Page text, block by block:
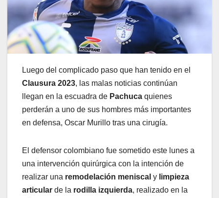
Luego del complicado paso que han tenido en el
Clausura 2023, las malas noticias continúan
llegan en la escuadra de Pachuca quienes
perderán a uno de sus hombres más importantes
en defensa, Oscar Murillo tras una cirugía.
El defensor colombiano fue sometido este lunes a
una intervención quirúrgica con la intención de
realizar una remodelación meniscal y limpieza
articular de la rodilla izquierda, realizado en la